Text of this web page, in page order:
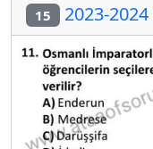
15 2023-2024